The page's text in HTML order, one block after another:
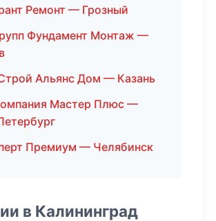
Ремонт — Грозный
Фундамент Монтаж —
Альянс Дом — Казань
Мастер Плюс —
Премиум — Челябинск
в Калининград